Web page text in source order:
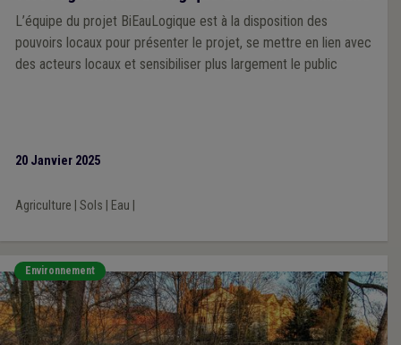
L’équipe du projet BiEauLogique est à la disposition des
pouvoirs locaux pour présenter le projet, se mettre en lien avec
des acteurs locaux et sensibiliser plus largement le public
20 Janvier 2025
Agriculture Sols Eau
Environnement